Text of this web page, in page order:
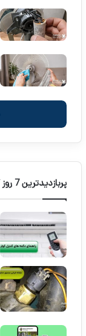
پربازدیدترین 7 روز گذشته